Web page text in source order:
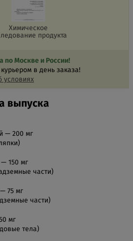
Химическое
продукта
по Москве и России!
в день заказа!
условиях
выпуска
— 200 мг
— 150 мг
части)
75 мг
части)
мг
тела)